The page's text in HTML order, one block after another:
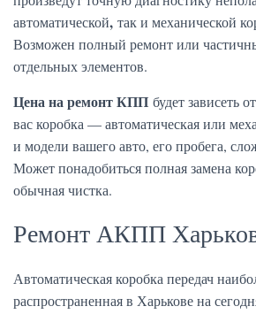
автоматической, так и механической
Возможен полный ремонт или
отдельных элементов.
Цена на ремонт КПП будет зависеть
вас коробка — автоматическая или
и модели вашего авто, его пробега,
Может понадобиться полная замена
обычная чистка.
Ремонт АКПП
Автоматическая коробка передач
распространенная в Харькове на